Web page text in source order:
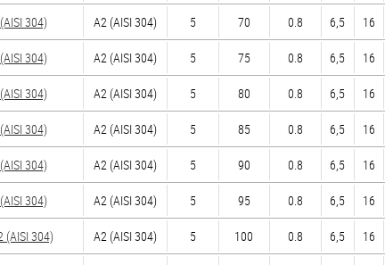
304) А2 (AISI 304) 5 70 0.8 6,5 16
304) А2 (AISI 304) 5 75 0.8 6,5 16
304) А2 (AISI 304) 5 80 0.8 6,5 16
304) А2 (AISI 304) 5 85 0.8 6,5 16
304) А2 (AISI 304) 5 90 0.8 6,5 16
304) А2 (AISI 304) 5 95 0.8 6,5 16
304) А2 (AISI 304) 5 100 0.8 6,5 16